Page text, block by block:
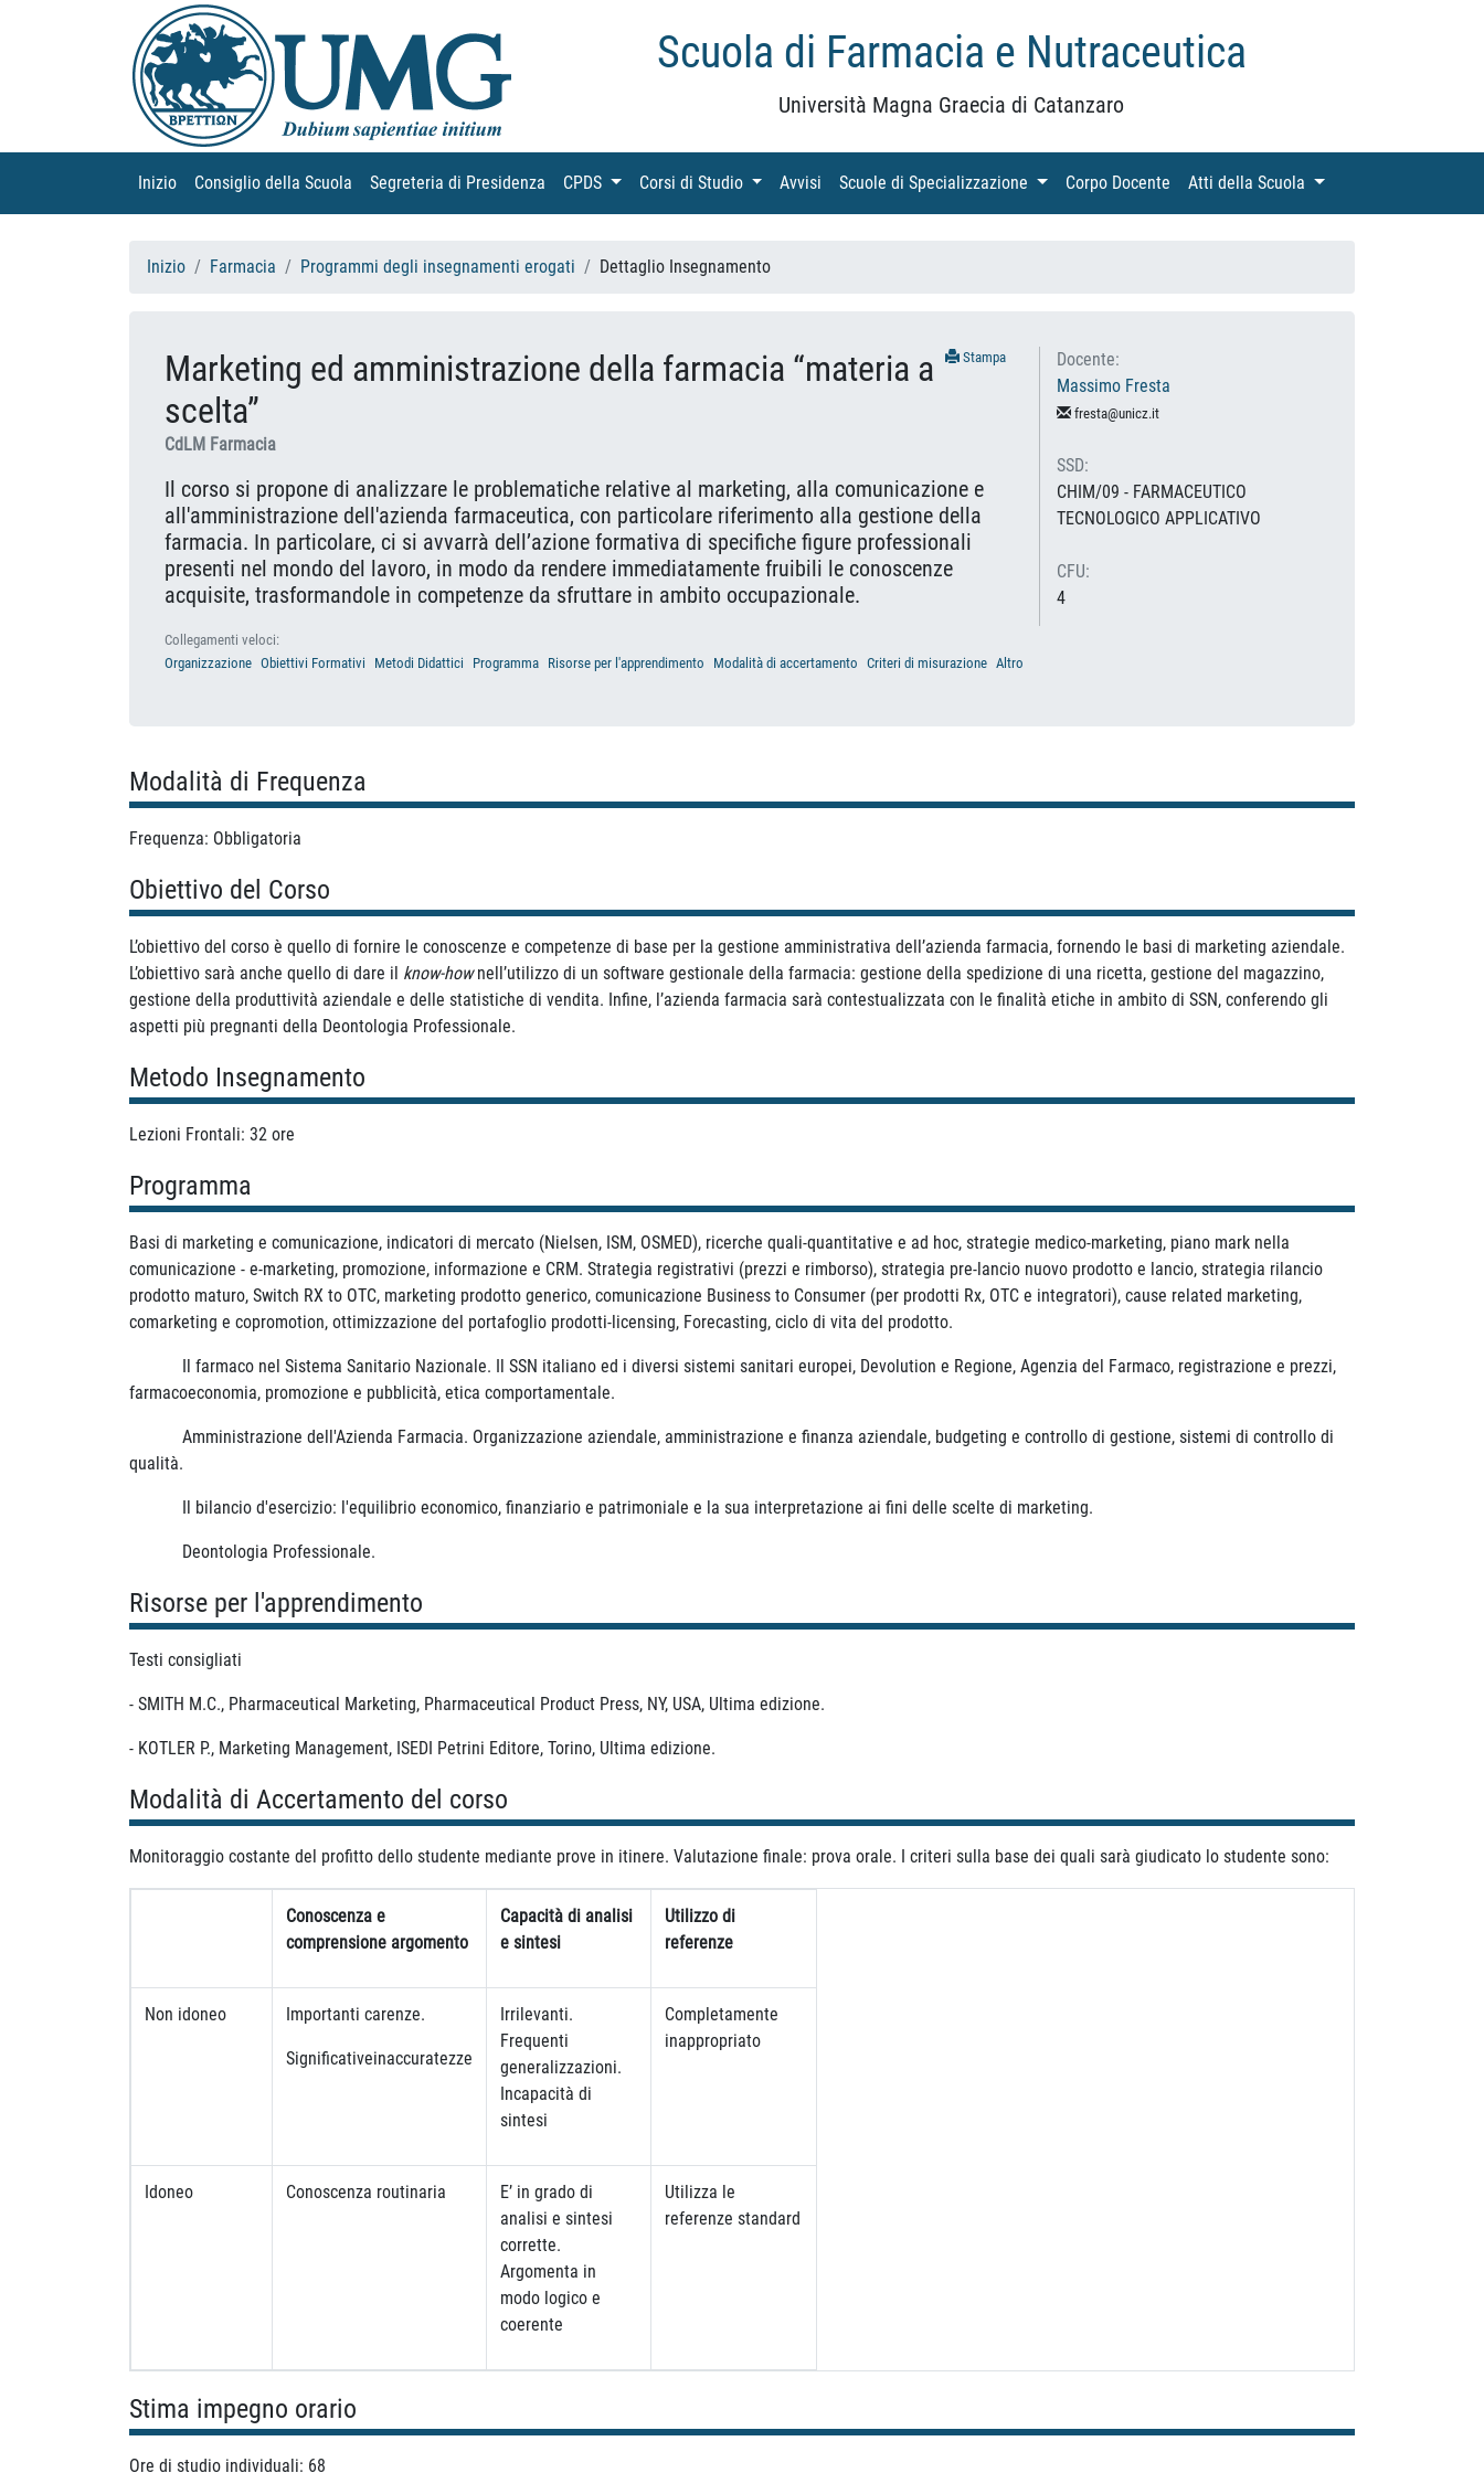
Scuola di Farmacia e Nutraceutica
Università Magna Graecia di Catanzaro
Inizio (current)
Consiglio della Scuola (current)
Segreteria di Presidenza (current)
CPDS (current)Corsi di Studio (current)
Avvisi (current)
Scuole di Specializzazione (current)Corpo Docente (current)
Atti della Scuola (current)
Inizio Farmacia Programmi degli insegnamenti erogati Dettaglio Insegnamento
Stampa
Marketing ed amministrazione della farmacia “materia a
scelta”
CdLM Farmacia
Il corso si propone di analizzare le problematiche relative al marketing, alla comunicazione e
all'amministrazione dell'azienda farmaceutica, con particolare riferimento alla gestione della
farmacia. In particolare, ci si avvarrà dell’azione formativa di specifiche figure professionali
presenti nel mondo del lavoro, in modo da rendere immediatamente fruibili le conoscenze
acquisite, trasformandole in competenze da sfruttare in ambito occupazionale.
Docente:
Massimo Fresta
fresta@unicz.it
SSD:
CHIM/09 - FARMACEUTICO
TECNOLOGICO APPLICATIVO
CFU:
4
Collegamenti veloci:
Organizzazione Obiettivi Formativi Metodi Didattici Programma Risorse per l'apprendimento Modalità di accertamento Criteri di misurazione Altro
Modalità di Frequenza
Frequenza: Obbligatoria
Obiettivo del Corso
L’obiettivo del corso è quello di fornire le conoscenze e competenze di base per la gestione amministrativa dell’azienda farmacia, fornendo le basi di marketing aziendale.
L’obiettivo sarà anche quello di dare il know-hownell’utilizzo di un software gestionale della farmacia: gestione della spedizione di una ricetta, gestione del magazzino,
gestione della produttività aziendale e delle statistiche di vendita. Infine, l’azienda farmacia sarà contestualizzata con le finalità etiche in ambito di SSN, conferendo gli
aspetti più pregnanti della Deontologia Professionale.
Metodo Insegnamento
Lezioni Frontali: 32 ore
Programma
Basi di marketing e comunicazione, indicatori di mercato (Nielsen, ISM, OSMED), ricerche quali-quantitative e ad hoc, strategie medico-marketing, piano mark nella
comunicazione - e-marketing, promozione, informazione e CRM. Strategia registrativi (prezzi e rimborso), strategia pre-lancio nuovo prodotto e lancio, strategia rilancio
prodotto maturo, Switch RX to OTC, marketing prodotto generico, comunicazione Business to Consumer (per prodotti Rx, OTC e integratori), cause related marketing,
comarketing e copromotion, ottimizzazione del portafoglio prodotti-licensing, Forecasting, ciclo di vita del prodotto.
Il farmaco nel Sistema Sanitario Nazionale. Il SSN italiano ed i diversi sistemi sanitari europei, Devolution e Regione, Agenzia del Farmaco, registrazione e prezzi,
farmacoeconomia, promozione e pubblicità, etica comportamentale.
Amministrazione dell'Azienda Farmacia. Organizzazione aziendale, amministrazione e finanza aziendale, budgeting e controllo di gestione, sistemi di controllo di
qualità.
Il bilancio d'esercizio: l'equilibrio economico, finanziario e patrimoniale e la sua interpretazione ai fini delle scelte di marketing.
Deontologia Professionale.
Risorse per l'apprendimento
Testi consigliati
- SMITH M.C., Pharmaceutical Marketing, Pharmaceutical Product Press, NY, USA, Ultima edizione.
- KOTLER P., Marketing Management, ISEDI Petrini Editore, Torino, Ultima edizione.
Modalità di Accertamento del corso
Monitoraggio costante del profitto dello studente mediante prove in itinere. Valutazione finale: prova orale. I criteri sulla base dei quali sarà giudicato lo studente sono:
Conoscenza e
comprensione argomento
Capacità di analisi
e sintesi
Utilizzo di
referenze
Non idoneo Importanti carenze.
Significativeinaccuratezze
Irrilevanti.
Frequenti
generalizzazioni.
Incapacità di
sintesi
Completamente
inappropriato
Idoneo Conoscenza routinaria
E’ in grado di
analisi e sintesi
corrette.
Argomenta in
modo logico e
coerente
Utilizza le
referenze standard
Stima impegno orario
Ore di studio individuali: 68